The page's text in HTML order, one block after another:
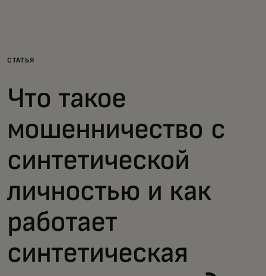
Для бизнеса
Для всего мира
Для новаторов
СТАТЬЯ
Что такое
мошенничество с
синтетической
личностью и как
работает
синтетическая